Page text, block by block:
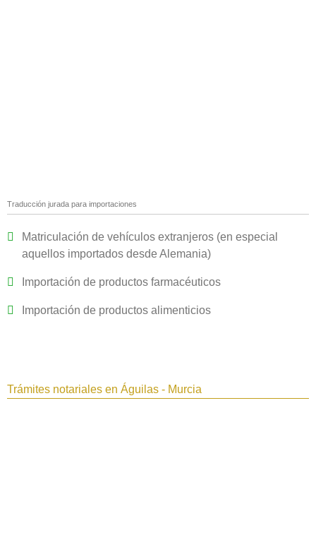
Traducción jurada para importaciones
Matriculación de vehículos extranjeros (en especial
aquellos importados desde Alemania)
Importación de productos farmacéuticos
Importación de productos alimenticios
Trámites notariales en Águilas - Murcia